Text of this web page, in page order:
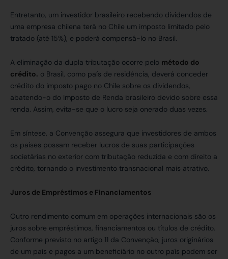
Entretanto, um investidor brasileiro recebendo dividendos de
uma empresa chilena terá no Chile um imposto limitado pelo
tratado (até 15%), e poderá compensá-lo no Brasil.
A eliminação da dupla tributação ocorre pelo método do
crédito. o Brasil, como país de residência, deverá conceder
crédito do imposto pago no Chile sobre os dividendos,
abatendo-o do Imposto de Renda brasileiro devido sobre essa
renda. Assim, evita-se que o lucro seja onerado duas vezes.
Em síntese, a Convenção assegura que investidores de ambos
os países possam receber lucros de suas participações
societárias no exterior com tributação reduzida e com direito a
crédito, tornando o investimento transnacional mais atrativo.
Juros de Empréstimos e Financiamentos
Outro rendimento comum em operações internacionais são os
juros sobre empréstimos, financiamentos ou títulos de crédito.
Conforme previsto no artigo 11 da Convenção, juros originários
de um país e pagos a um beneficiário no outro país podem ser